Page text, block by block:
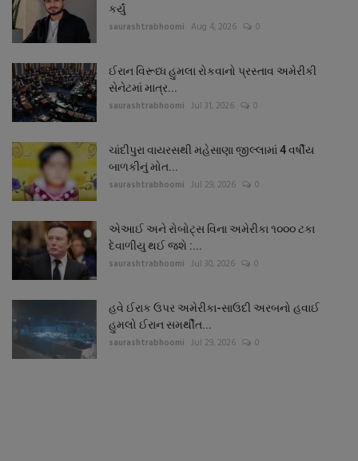
કર્યું
saurashtrabhoomi Aug 4, 2026 0
ઈરાન વિરૂધ્ધ હુમલા રોકવાનો પ્રસ્તાવ અમેરીકી
સેનેટમાં માત્ર...
saurashtrabhoomi Jul 31, 2026 0
ચાંદીપુરા વાયરસથી મહેસાણા જીલ્લામાં 4 વર્ષીય
બાળકીનું મોત...
saurashtrabhoomi Jul 29, 2026 0
એઆઈ અને રોબોટ્સ વિના અમેરીકા ૧૦૦૦ ટકા
દેવાળીયુ થઈ જશે :...
saurashtrabhoomi Jul 30, 2026 0
હવે ઈરાક ઉપર અમેરીકા-સાઉદી અરબનો હવાઈ
હુમલો ઈરાન સમર્થીત...
saurashtrabhoomi Jul 29, 2026 0